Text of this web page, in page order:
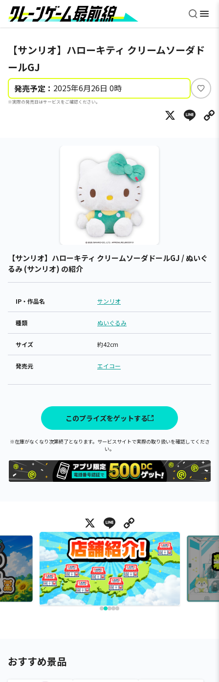
【サンリオ】ハローキティ クリームソーダド
ールGJ
発売予定： 2025年6月26日 0時
※実際の発売日はサービスをご確認ください。
い
ね
X
【サンリオ】ハローキティ クリームソーダドールGJ / ぬいぐ
るみ (サンリオ) の紹介
IP・作品名 サンリオ
種類 ぬいぐるみ
サイズ 約42cm
発売元 エイコー
このプライズをゲットする
※在庫がなくなり次第終了となります。サービスサイトで実際の取り扱いを確認してくださ
い。
X Line
おすすめ景品